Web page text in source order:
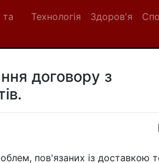
Технологія Здоров'я
договору з
пов'язаних із доставкою